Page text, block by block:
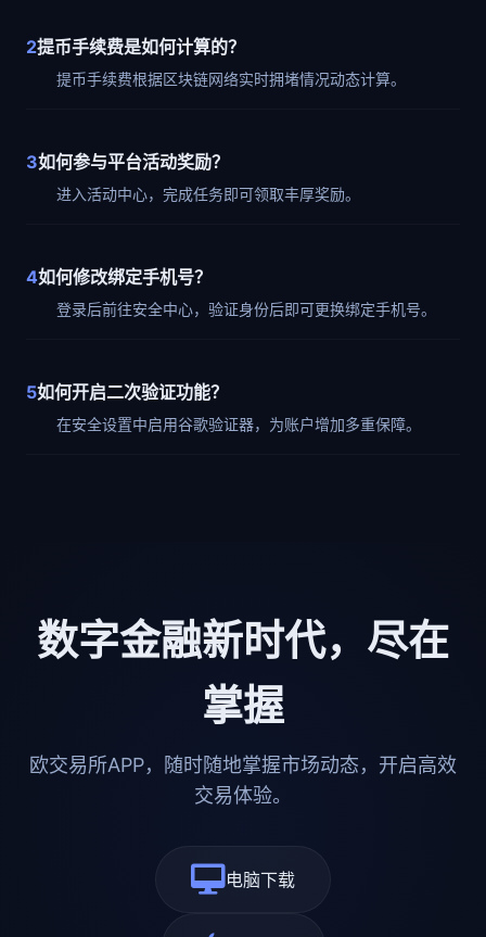
2提币手续费是如何计算的？
提币手续费根据区块链网络实时拥堵情况动态计算。
3如何参与平台活动奖励？
进入活动中心，完成任务即可领取丰厚奖励。
4如何修改绑定手机号？
登录后前往安全中心，验证身份后即可更换绑定手机号。
5如何开启二次验证功能？
在安全设置中启用谷歌验证器，为账户增加多重保障。
数字金融新时代，尽在
掌握
欧交易所APP，随时随地掌握市场动态，开启高效
交易体验。
电脑下载